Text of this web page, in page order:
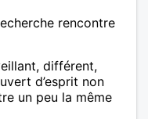
rencontre
différent,
d’esprit non
un peu la même